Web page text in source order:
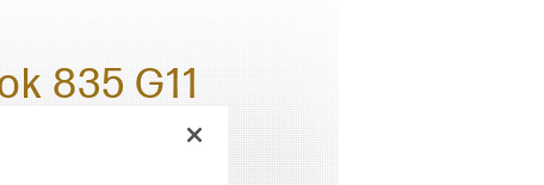
835 G11